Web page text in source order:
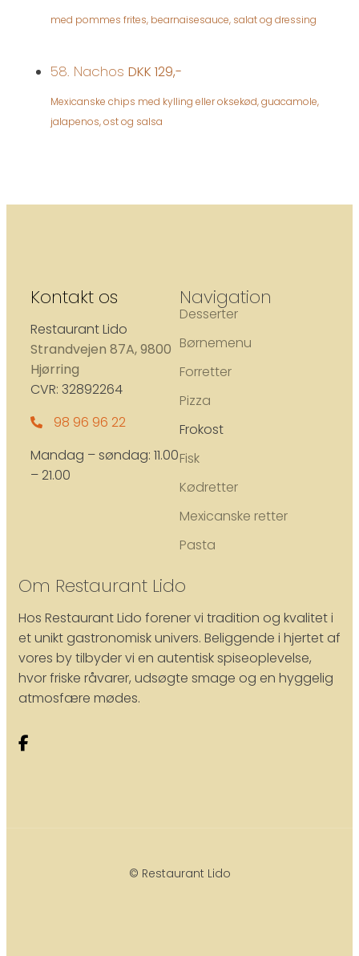
med pommes frites, bearnaisesauce, salat og dressing
58. Nachos DKK 129,-
Mexicanske chips med kylling eller oksekød, guacamole,
jalapenos, ost og salsa
Om Restaurant Lido
Hos Restaurant Lido forener vi tradition og kvalitet i
et unikt gastronomisk univers. Beliggende i hjertet af
vores by tilbyder vi en autentisk spiseoplevelse,
hvor friske råvarer, udsøgte smage og en hyggelig
atmosfære mødes.
Navigation
Desserter
Børnemenu
Forretter
Pizza
Frokost
Fisk
Kødretter
Mexicanske retter
Pasta
Kontakt os
Restaurant Lido
Strandvejen 87A, 9800
Hjørring
CVR: 32892264
98 96 96 22
Mandag – søndag: 11.00
– 21.00
© Restaurant Lido